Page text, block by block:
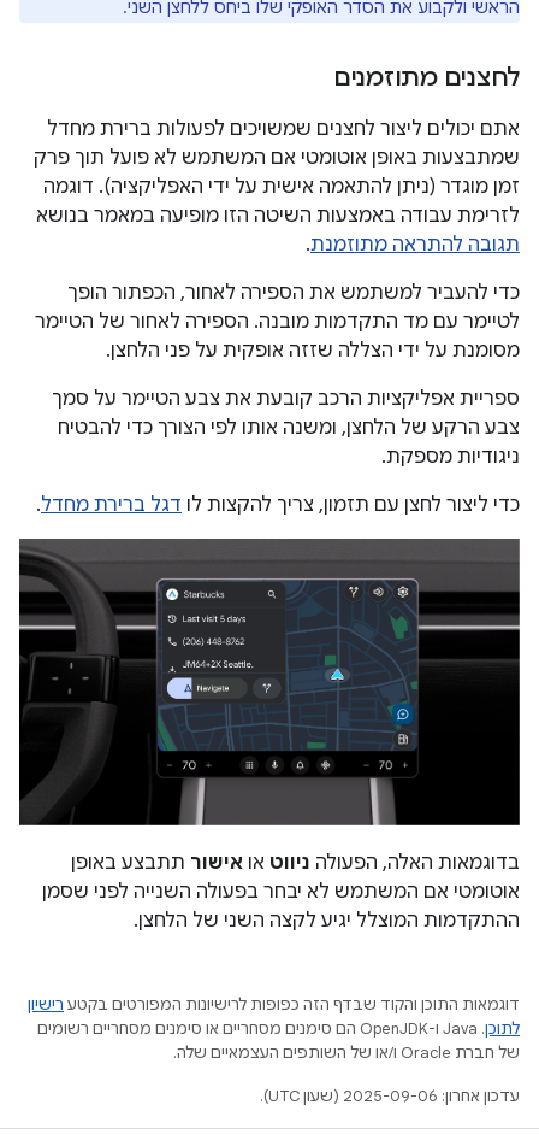
הראשי ולקבוע את הסדר האופקי שלו ביחס ללחצן השני.
לחצנים מתוזמנים
אתם יכולים ליצור לחצנים שמשויכים לפעולות ברירת מחדל
שמתבצעות באופן אוטומטי אם המשתמש לא פועל תוך פרק
זמן מוגדר (ניתן להתאמה אישית על ידי האפליקציה). דוגמה
לזרימת עבודה באמצעות השיטה הזו מופיעה במאמר בנושא
תגובה להתראה מתוזמנת.
כדי להעביר למשתמש את הספירה לאחור, הכפתור הופך
לטיימר עם מד התקדמות מובנה. הספירה לאחור של הטיימר
מסומנת על ידי הצללה שזזה אופקית על פני הלחצן.
ספריית אפליקציות הרכב קובעת את צבע הטיימר על סמך
צבע הרקע של הלחצן, ומשנה אותו לפי הצורך כדי להבטיח
ניגודיות מספקת.
כדי ליצור לחצן עם תזמון, צריך להקצות לו דגל ברירת מחדל.
בדוגמאות האלה, הפעולה ניווט או אישור תתבצע באופן
אוטומטי אם המשתמש לא יבחר בפעולה השנייה לפני שסמן
ההתקדמות המוצלל יגיע לקצה השני של הלחצן.
דוגמאות התוכן והקוד שבדף הזה כפופות לרישיונות המפורטים בקטע רישיון
לתוכן
.‏ Java ו-OpenJDK הם סימנים מסחריים או סימנים מסחריים רשומים
של חברת Oracle ו/או של השותפים העצמאיים שלה.
עדכון אחרון: 2025-09-06 (שעון UTC).